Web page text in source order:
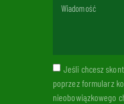
Jeśli chcesz
poprzez formularz
nieobowiązkowego